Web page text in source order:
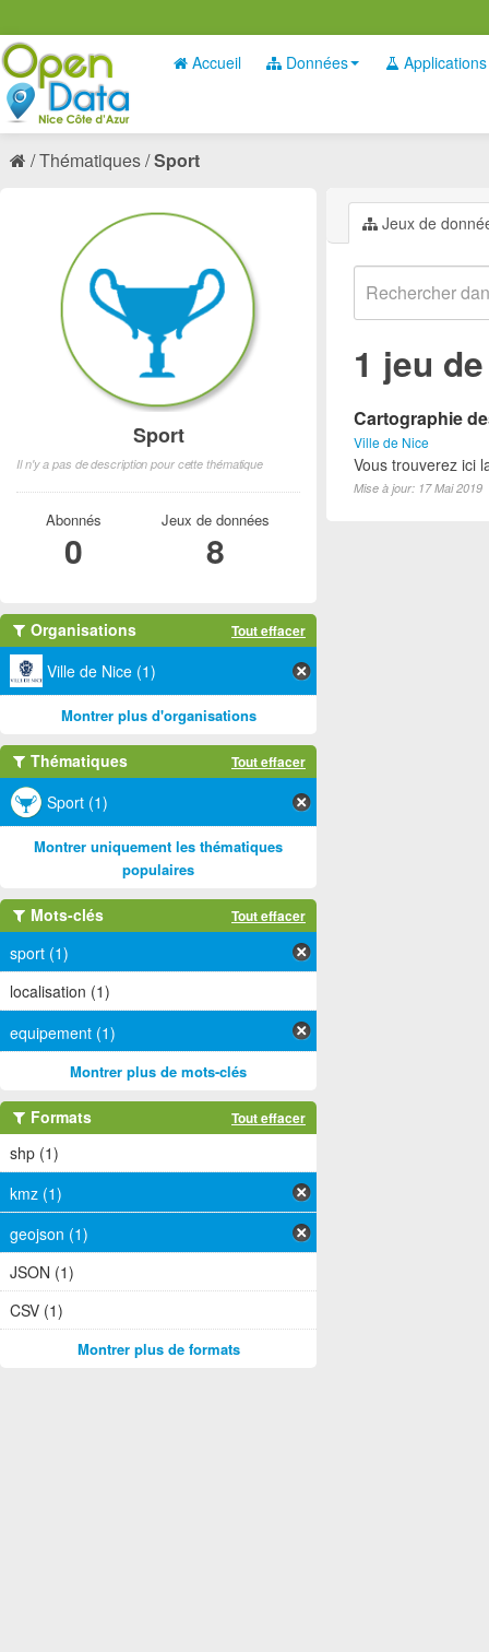
Accueil Données Applications
Thématiques Sport
Jeux de
1 jeu
Cartographie
Ville de Nice
Vous trouverez ici
Mise à jour: 17 Mai 2019
Sport
Il n'y a pas de description pour cette thématique
Abonnés
0
Jeux de données
8
Organisations Tout effacer
Ville de Nice (1)
Montrer plus d'organisations
Thématiques Tout effacer
Sport (1)
Montrer uniquement les thématiques
populaires
Mots-clés Tout effacer
sport (1)
localisation (1)
equipement (1)
Montrer plus de mots-clés
Formats Tout effacer
shp (1)
kmz (1)
geojson (1)
JSON (1)
CSV (1)
Montrer plus de formats